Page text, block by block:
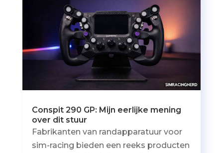
Conspit 290 GP: Mijn eerlijke mening
over dit stuur
Fabrikanten van randapparatuur voor
sim-racing bieden een reeks producten